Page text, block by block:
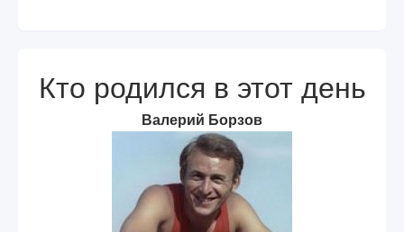
Кто родился в этот день
Валерий Борзов